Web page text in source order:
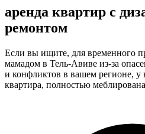
аренда квартир с
ремонтом
Если вы ищите, для временного
мамадом в Тель-Авиве из-за
и конфликтов в вашем регионе, у
квартира, полностью